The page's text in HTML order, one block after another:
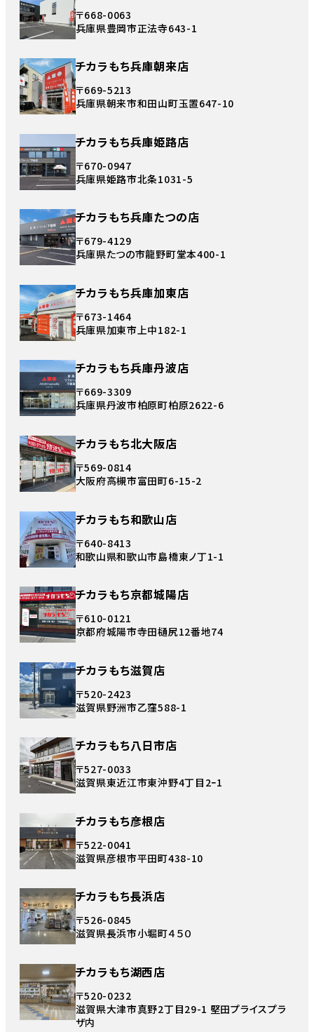
〒668-0063
兵庫県豊岡市正法寺643-1
チカラもち兵庫朝来店
〒669-5213
兵庫県朝来市和田山町玉置647-10
チカラもち兵庫姫路店
〒670-0947
兵庫県姫路市北条1031-5
チカラもち兵庫たつの店
〒679-4129
兵庫県たつの市龍野町堂本400-1
チカラもち兵庫加東店
〒673-1464
兵庫県加東市上中182-1
チカラもち兵庫丹波店
〒669-3309
兵庫県丹波市柏原町柏原2622-6
チカラもち北大阪店
〒569-0814
大阪府高槻市富田町6-15-2
チカラもち和歌山店
〒640-8413
和歌山県和歌山市島橋東ノ丁1-1
チカラもち京都城陽店
〒610-0121
京都府城陽市寺田樋尻12番地74
チカラもち滋賀店
〒520-2423
滋賀県野洲市乙窪588-1
チカラもち八日市店
〒527-0033
滋賀県東近江市東沖野4丁目2ｰ1
チカラもち彦根店
〒522-0041
滋賀県彦根市平田町438-10
チカラもち長浜店
〒526-0845
滋賀県長浜市小堀町４５０
チカラもち湖西店
〒520-0232
滋賀県大津市真野2丁目29-1 堅田プライスプラ
ザ内